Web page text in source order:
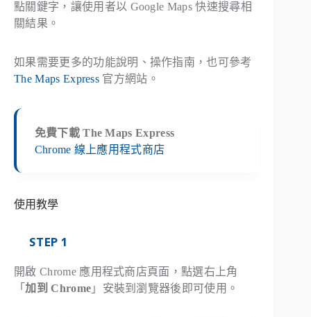
點關鍵字，讓使用者以 Google Maps 快速搜尋相
關結果。
如果需要更多的功能說明、操作指南，也可參考
The Maps Express 官方網站。
免費下載 The Maps Express
Chrome 線上應用程式商店
使用教學
STEP 1
開啟 Chrome 應用程式商店頁面，點選右上角
「 加到 Chrome 」安裝到瀏覽器後即可使用。